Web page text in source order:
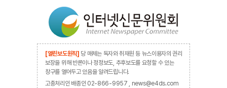
[열린보도원칙] 당 매체는 독자와 취재원 등 뉴스이용자의 권리
보장을 위해 반론이나 정정보도, 추후보도를 요청할 수 있는
창구를 열어두고 있음을 알려드립니다.
고충처리인 배종인 02-866-9957 , news@e4ds.com